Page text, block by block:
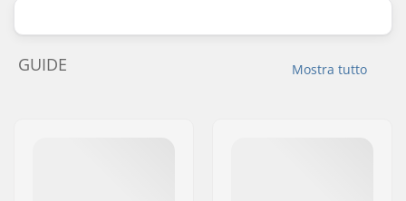
Mostra tutto
GUIDE